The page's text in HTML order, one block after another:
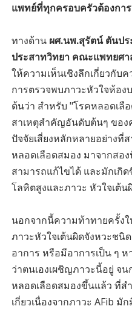
แพทย์ที่ทุกครอบครัวต้องการ
ทางด้าน ผศ.นพ.สุรัตน์ ตันป
ประสาทวิทยา คณะแพทยศา
ให้ความเห็นเชิงลึกเกี่ยวกั
การตรวจพบภาวะหัวใจห้อง
ต้นว่า สำหรับ "โรคหลอดเลื
สาเหตุสำคัญอันดับต้นๆ ของ
ปัจจัยเสี่ยงหลักหลายอย่างที่
หลอดเลือดสมอง มาจากสอ
สามารถแก้ไขได้ และมักเ
โลหิตสูงและภาวะ หัวใจเต้
นอกจากนี้ความท้าทายครั้ง
ภาวะหัวใจเต้นผิดจังหวะชนิ
อาการ หรือมีอาการเป็น ๆ
ว่าตนเองเผชิญภาวะนี้อยู่ จน
หลอดเลือดสมองขึ้นแล้ว ที่
เกี่ยวเนื่องจากภาวะ AFib